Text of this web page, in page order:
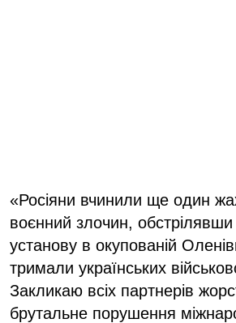
«Росіяни вчинили ще один
воєнний злочин,
установу в окупованій
тримали українських
Закликаю всіх партнерів
брутальне порушення